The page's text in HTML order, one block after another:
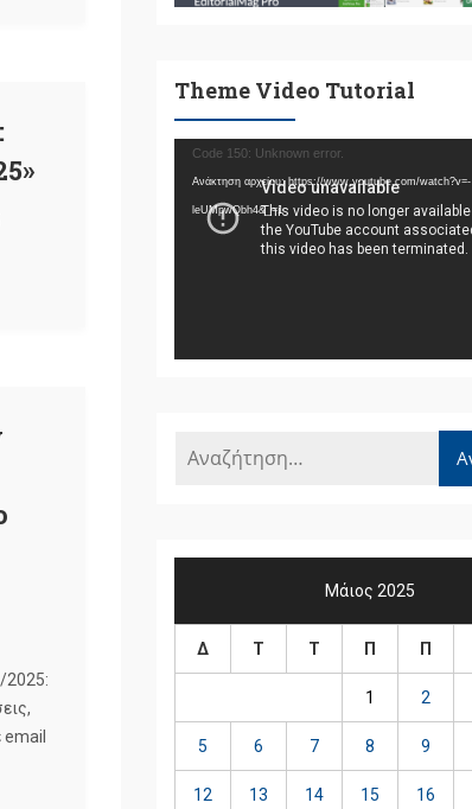
2025:
Theme Video Tutorial
Πρόγραμμα
Αναπαραγωγής
Βίντεο
Code 150: Unknown error.
Ανάκτηση αρχείου: https://www.youtube.com/watch?v=-
leUMpwQbh4&_=1
Μάιος 2025
Δ Τ Τ Π Π
1 2
5 6 7 8 9
12 13 14 15 16